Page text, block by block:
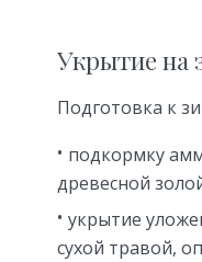
Укрытие на
Подготовка к
подкормку
древесной
укрытие
сухой травой,